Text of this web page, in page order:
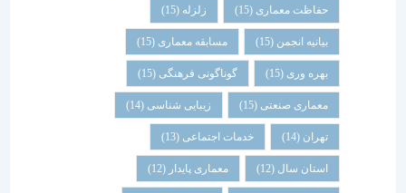
حفاظت معماری(15) زلزله
بیانیه انجمن(15) مسابقه معماری(15)
(15) گوناگونی فرهنگی (15)
معماری صنعتی (15) زیبایی شناسی (14)
خدمات اجتماعی(13)
استان سال(12) معماری پایدار(12)